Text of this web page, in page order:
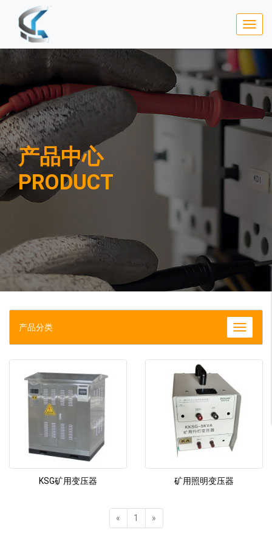
产品中心
PRODUCT
产品分类
KSG矿用变压器 矿用照明变压器
« 1 »